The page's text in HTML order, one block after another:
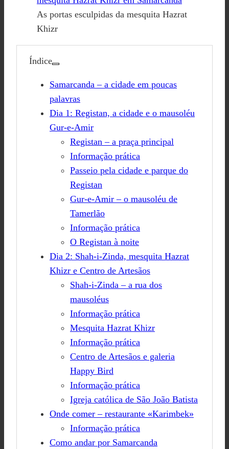
As portas esculpidas da mesquita Hazrat
Khizr
Índice
Samarcanda – a cidade em poucas
palavras
Dia 1: Registan, a cidade e o mausoléu
Gur-e-Amir
Registan – a praça principal
Informação prática
Passeio pela cidade e parque do
Registan
Gur-e-Amir – o mausoléu de
Tamerlão
Informação prática
O Registan à noite
Dia 2: Shah-i-Zinda, mesquita Hazrat
Khizr e Centro de Artesãos
Shah-i-Zinda – a rua dos
mausoléus
Informação prática
Mesquita Hazrat Khizr
Informação prática
Centro de Artesãos e galeria
Happy Bird
Informação prática
Igreja católica de São João Batista
Onde comer – restaurante «Karimbek»
Informação prática
Como andar por Samarcanda